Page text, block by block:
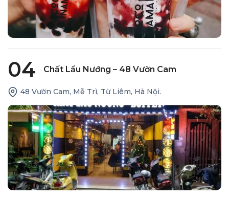
04 Chất Lẩu Nướng – 48 Vườn Cam
48 Vườn Cam, Mễ Trì, Từ Liêm, Hà Nội.